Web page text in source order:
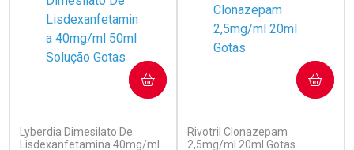
Lyberdia Dimesilato De
Lisdexanfetamina 40mg/ml
COMPRAR
Rivotril Clonazepam
2,5mg/ml 20ml Gotas
COMPRAR